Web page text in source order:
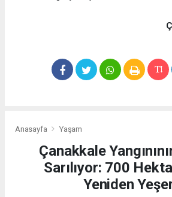
Anasayfa Yaşam
Çanakkale
Sarılıyor: 700
Yeniden